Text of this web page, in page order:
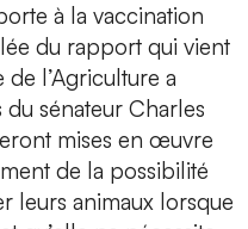
à la vaccination
du rapport qui vient
l’Agriculture a
sénateur Charles
mises en œuvre
de la possibilité
leurs animaux lorsque